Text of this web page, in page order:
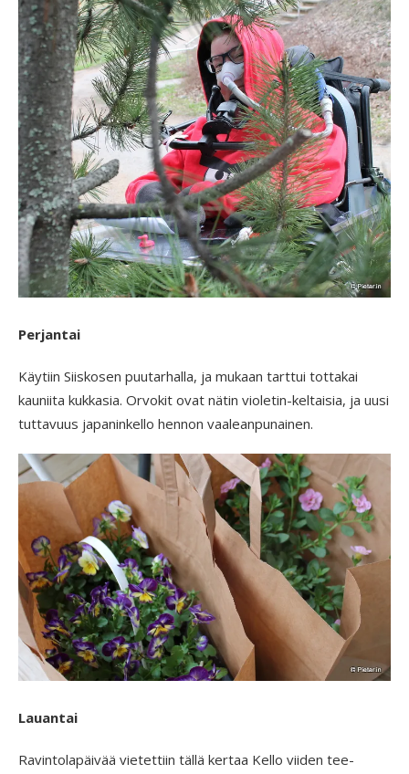
Perjantai
Käytiin Siiskosen puutarhalla, ja mukaan tarttui tottakai
kauniita kukkasia. Orvokit ovat nätin violetin-keltaisia, ja uusi
tuttavuus japaninkello hennon vaaleanpunainen.
Lauantai
Ravintolapäivää vietettiin tällä kertaa Kello viiden tee-